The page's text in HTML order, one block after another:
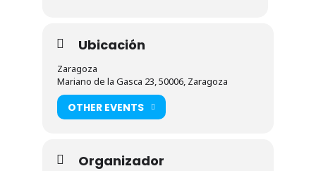
Ubicación
Zaragoza
Mariano de la Gasca 23, 50006, Zaragoza
OTHER EVENTS
Organizador